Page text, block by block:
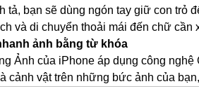
tả, bạn sẽ dùng ngón tay giữ con trỏ
và di chuyển thoải mái đến chữ cần
ảnh bằng từ khóa
Ảnh của iPhone áp dụng công
cảnh vật trên những bức ảnh của